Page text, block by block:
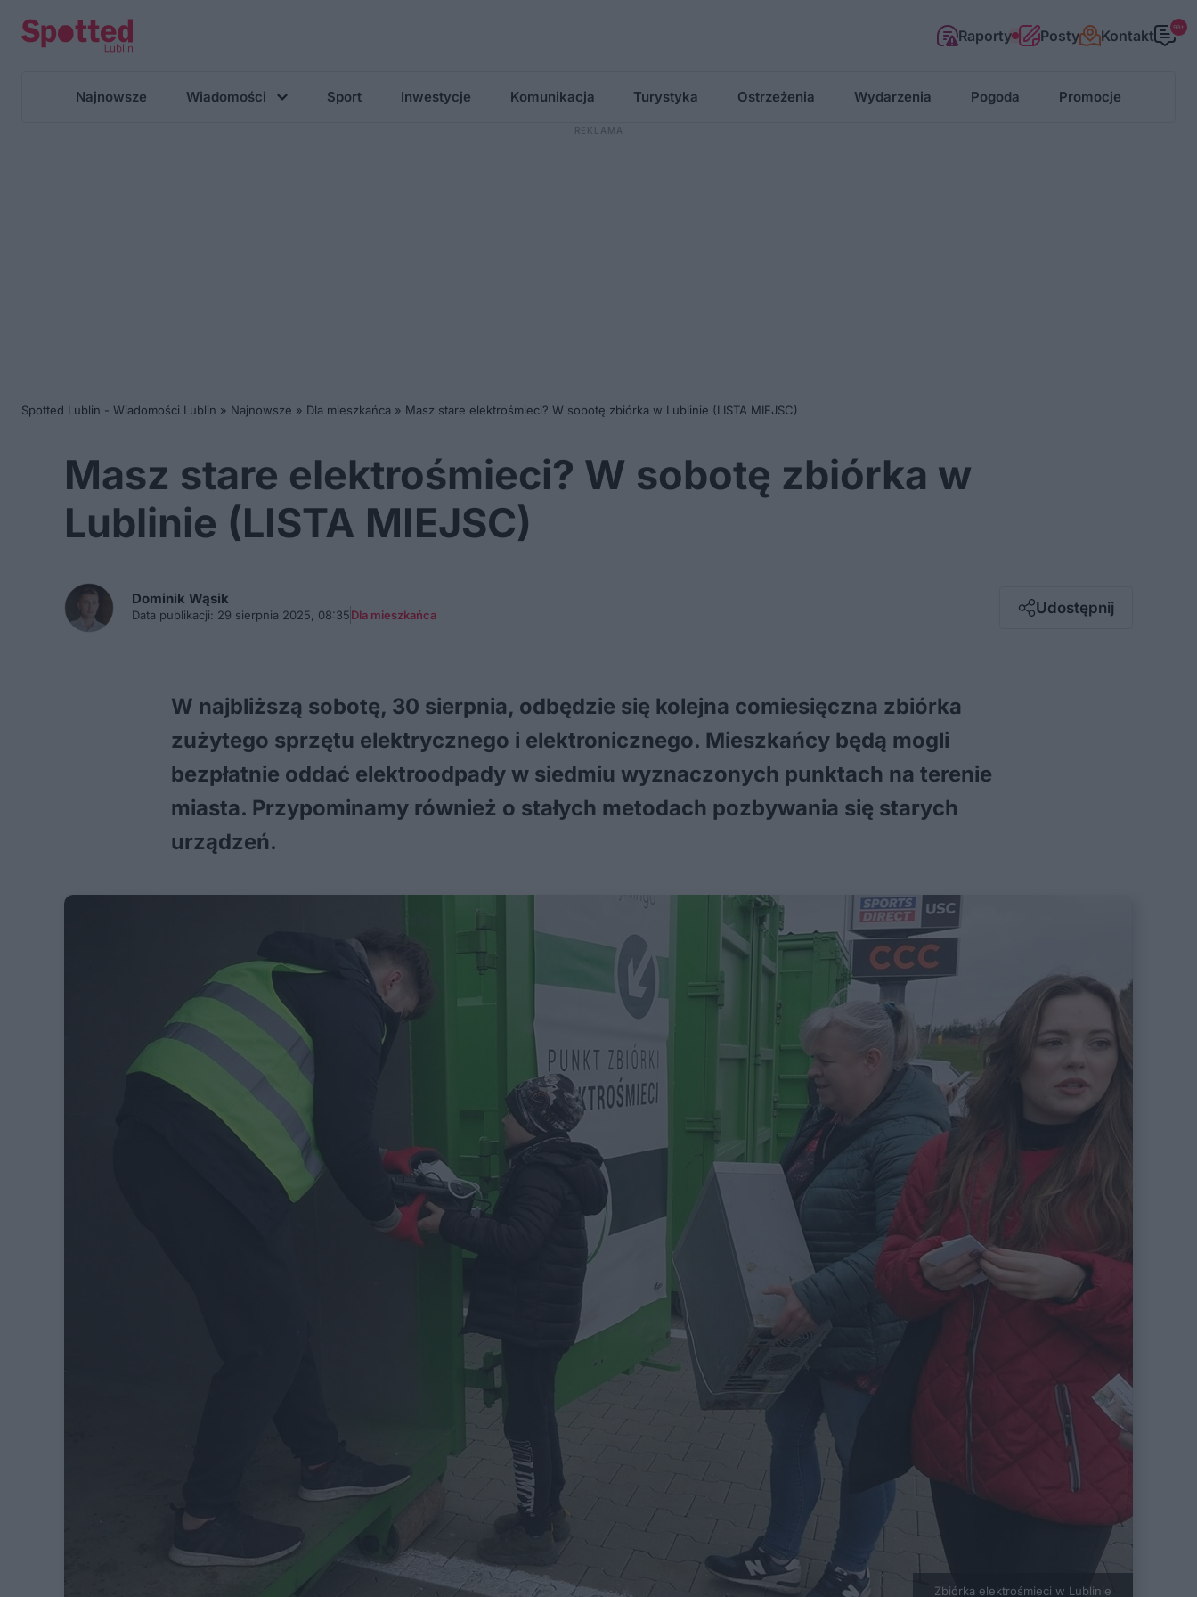
Raporty Posty Kontakt 99+
Najnowsze Wiadomości Sport Inwestycje Komunikacja Turystyka Ostrzeżenia Wydarzenia Pogoda Promocje
Spotted Lublin - Wiadomości Lublin » Najnowsze » Dla mieszkańca » Masz stare elektrośmieci? W sobotę zbiórka w Lublinie (LISTA MIEJSC)
Masz stare elektrośmieci? W sobotę zbiórka w
Lublinie (LISTA MIEJSC)
Dominik Wąsik
Data publikacji: 29 sierpnia 2025, 08:35Dla mieszkańca Udostępnij
Messenger
W najbliższą sobotę, 30 sierpnia, odbędzie się kolejna comiesięczna zbiórka
zużytego sprzętu elektrycznego i elektronicznego. Mieszkańcy będą mogli
bezpłatnie oddać elektroodpady w siedmiu wyznaczonych punktach na terenie
miasta. Przypominamy również o stałych metodach pozbywania się starych
urządzeń.
Zbiórka elektrośmieci w Lublinie